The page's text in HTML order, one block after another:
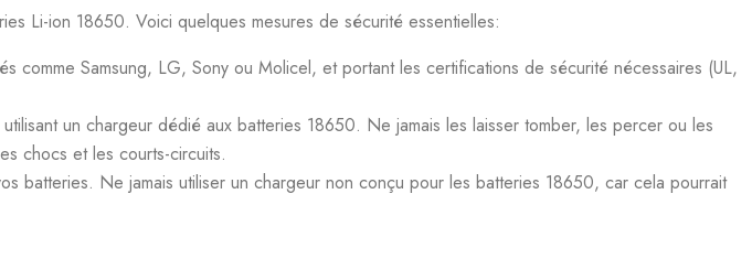
Li-ion 18650. Voici quelques mesures de sécurité essentielles:
comme Samsung, LG, Sony ou Molicel, et portant les certifications de sécurité nécessaires (UL,
un chargeur dédié aux batteries 18650. Ne jamais les laisser tomber, les percer ou les
chocs et les courts-circuits.
batteries. Ne jamais utiliser un chargeur non conçu pour les batteries 18650, car cela pourrait